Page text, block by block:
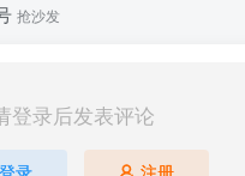
抢沙发
登录后发表评论